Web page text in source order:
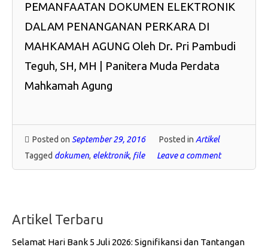
PEMANFAATAN DOKUMEN ELEKTRONIK
DALAM PENANGANAN PERKARA DI
MAHKAMAH AGUNG Oleh Dr. Pri Pambudi
Teguh, SH, MH | Panitera Muda Perdata
Mahkamah Agung
Posted on September 29, 2016 Posted in Artikel
Tagged dokumen, elektronik, file Leave a comment
Artikel Terbaru
Selamat Hari Bank 5 Juli 2026: Signifikansi dan Tantangan